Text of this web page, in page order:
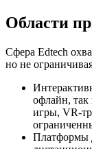
Области
Сфера Edtech
но не
офлайн,
игры, VR-
Платформы